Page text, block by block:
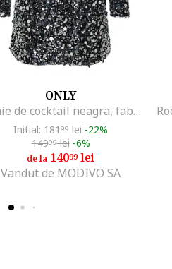
ONLY
Rochie de cocktail neagra, fabricata din material de calitate
Initial: 181 99 lei -22%
14999lei -6%
de la 14099lei
Vandut de MODIVO SA